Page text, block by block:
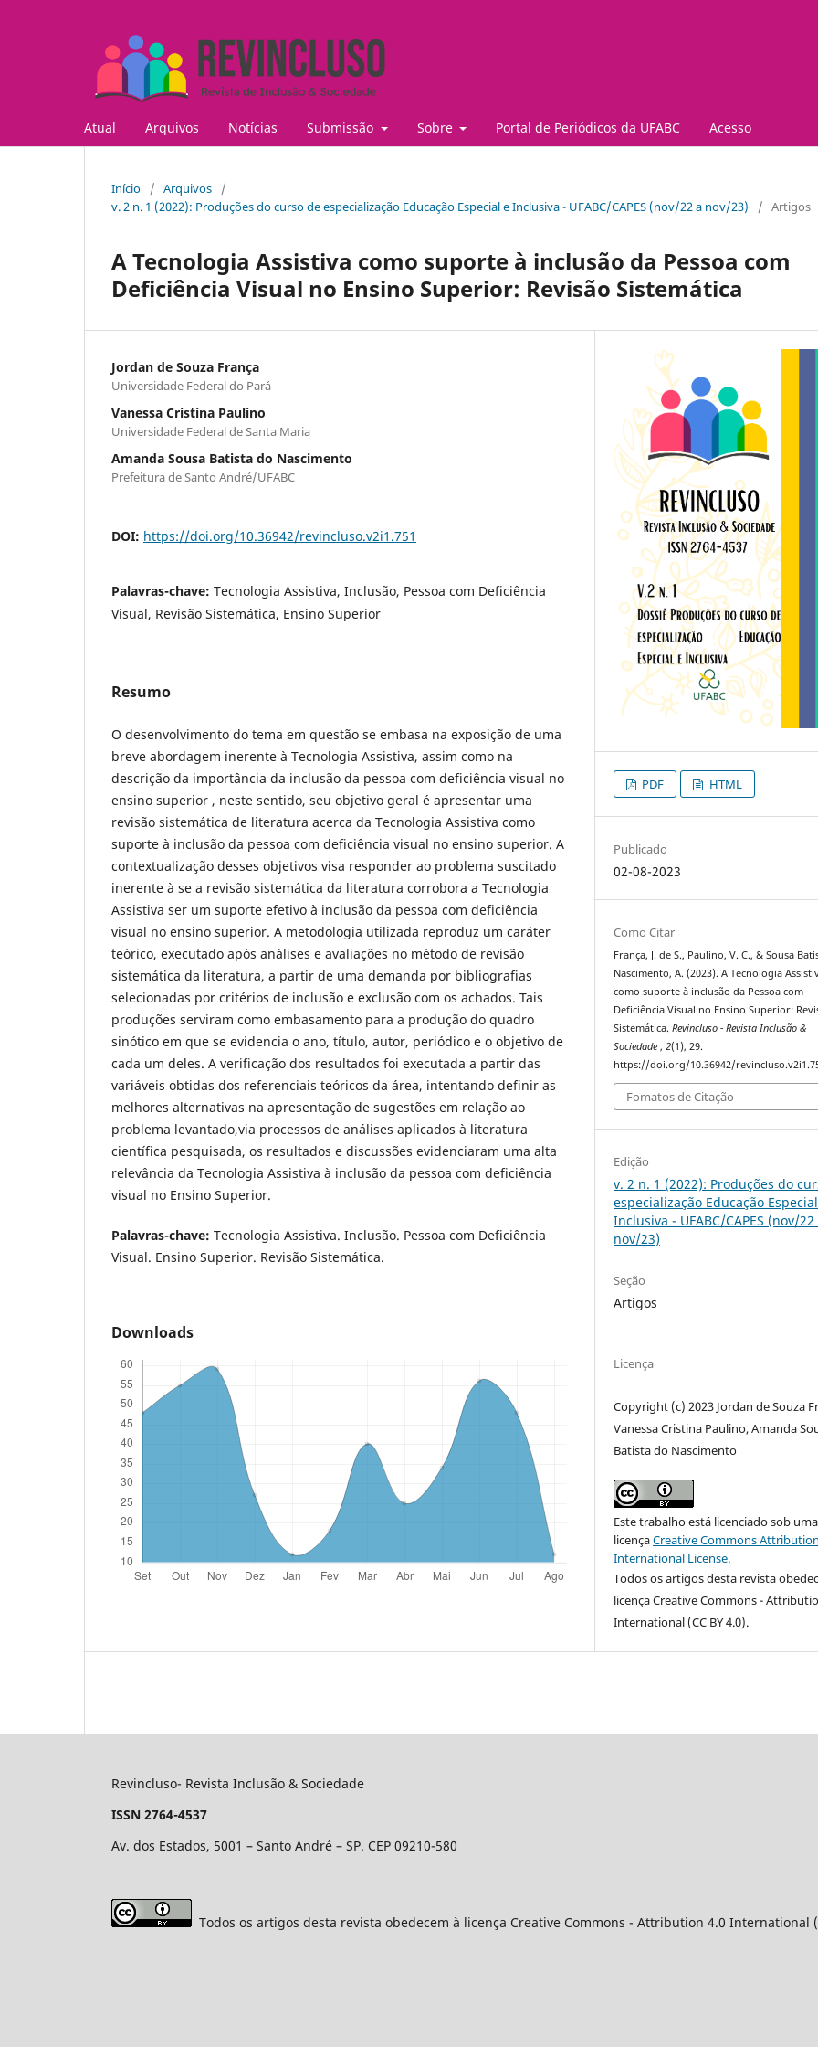
Atual Arquivos Notícias Submissão Sobre Portal de Periódicos da UFABC Acesso
Início / Arquivos
/
v. 2 n. 1 (2022): Produções do curso de especialização Educação Especial e Inclusiva - UFABC/CAPES (nov/22 a nov/23)
/ Artigos
A Tecnologia Assistiva como suporte à inclusão da Pessoa com
Deficiência Visual no Ensino Superior: Revisão Sistemática
Jordan de Souza França
Universidade Federal do Pará
Vanessa Cristina Paulino
Universidade Federal de Santa Maria
Amanda Sousa Batista do Nascimento
Prefeitura de Santo André/UFABC
DOI: https://doi.org/10.36942/revincluso.v2i1.751
Palavras-chave: Tecnologia Assistiva, Inclusão, Pessoa com Deficiência
Visual, Revisão Sistemática, Ensino Superior
Resumo
O desenvolvimento do tema em questão se embasa na exposição de uma
breve abordagem inerente à Tecnologia Assistiva, assim como na
descrição da importância da inclusão da pessoa com deficiência visual no
ensino superior , neste sentido, seu objetivo geral é apresentar uma
revisão sistemática de literatura acerca da Tecnologia Assistiva como
suporte à inclusão da pessoa com deficiência visual no ensino superior. A
contextualização desses objetivos visa responder ao problema suscitado
inerente à se a revisão sistemática da literatura corrobora a Tecnologia
Assistiva ser um suporte efetivo à inclusão da pessoa com deficiência
visual no ensino superior. A metodologia utilizada reproduz um caráter
teórico, executado após análises e avaliações no método de revisão
sistemática da literatura, a partir de uma demanda por bibliografias
selecionadas por critérios de inclusão e exclusão com os achados. Tais
produções serviram como embasamento para a produção do quadro
sinótico em que se evidencia o ano, título, autor, periódico e o objetivo de
cada um deles. A verificação dos resultados foi executada a partir das
variáveis obtidas dos referenciais teóricos da área, intentando definir as
melhores alternativas na apresentação de sugestões em relação ao
problema levantado,via processos de análises aplicados à literatura
científica pesquisada, os resultados e discussões evidenciaram uma alta
relevância da Tecnologia Assistiva à inclusão da pessoa com deficiência
visual no Ensino Superior.
Palavras-chave: Tecnologia Assistiva. Inclusão. Pessoa com Deficiência
Visual. Ensino Superior. Revisão Sistemática.
Downloads
PDF HTML
Publicado
02-08-2023
Como Citar
França, J. de S., Paulino, V. C., & Sousa
Nascimento, A. (2023). A Tecnologia
como suporte à inclusão da Pessoa com
Deficiência Visual no Ensino Superior:
Sistemática.Revincluso - Revista Inclusão &
Sociedade,2(1), 29.
https://doi.org/10.36942/
Fomatos de Citação
Edição
v. 2 n. 1 (2022): Produções do
especialização Educação
Inclusiva - UFABC/CAPES (nov/22
nov/23)
Seção
Artigos
Licença
Copyright (c) 2023 Jordan de Souza
Vanessa Cristina Paulino, Amanda
Batista do Nascimento
Este trabalho está licenciado sob uma
licençaCreative Commons
International License.
Todos os artigos desta revista
licença Creative Commons -
International (CC BY 4.0).
Revincluso- Revista Inclusão & Sociedade
ISSN 2764-4537
Av. dos Estados, 5001 – Santo André – SP. CEP 09210-580
Todos os artigos desta revista obedecem à licença Creative Commons - Attribution 4.0 International